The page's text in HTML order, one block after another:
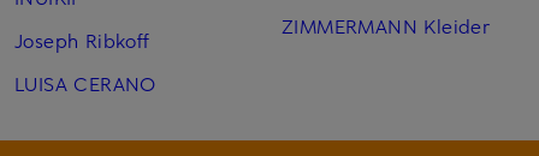
Joseph Ribkoff
LUISA CERANO
ZIMMERMANN Kleider